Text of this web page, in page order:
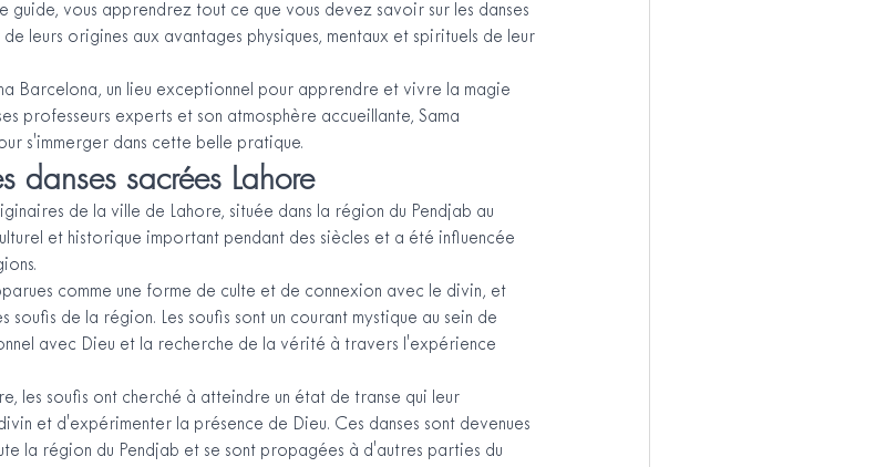
guide, vous apprendrez tout ce que vous devez savoir sur les danses
leurs origines aux avantages physiques, mentaux et spirituels de leur
Barcelona, un lieu exceptionnel pour apprendre et vivre la magie
professeurs experts et son atmosphère accueillante, Sama
s'immerger dans cette belle pratique.
danses sacrées Lahore
de la ville de Lahore, située dans la région du Pendjab au
et historique important pendant des siècles et a été influencée
comme une forme de culte et de connexion avec le divin, et
soufis de la région. Les soufis sont un courant mystique au sein de
avec Dieu et la recherche de la vérité à travers l'expérience
les soufis ont cherché à atteindre un état de transe qui leur
et d'expérimenter la présence de Dieu. Ces danses sont devenues
la région du Pendjab et se sont propagées à d'autres parties du